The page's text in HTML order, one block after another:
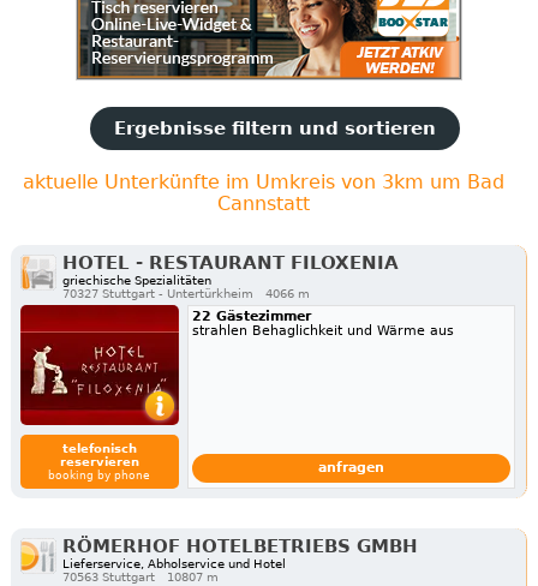
Ergebnisse filtern und sortieren
aktuelle Unterkünfte im Umkreis von 3km um Bad
Cannstatt
HOTEL - RESTAURANT FILOXENIA
griechische Spezialitäten
70327 Stuttgart - Untertürkheim
4066 m
telefonisch
reservieren
booking by phone
22 Gästezimmer
strahlen Behaglichkeit und Wärme aus
anfragen
RÖMERHOF HOTELBETRIEBS GMBH
Lieferservice, Abholservice und Hotel
70563 Stuttgart
10807 m